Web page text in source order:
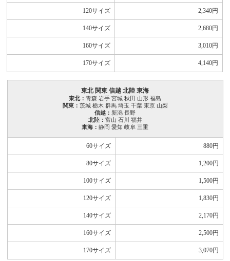
120サイズ 2,340円
140サイズ 2,680円
160サイズ 3,010円
170サイズ 4,140円
東北 関東 信越 北陸 東海
東北： 青森 岩手 宮城 秋田 山形 福島
関東： 茨城 栃木 群馬 埼玉 千葉 東京 山梨
信越： 新潟 長野
北陸： 富山 石川 福井
東海： 静岡 愛知 岐阜 三重
60サイズ 880円
80サイズ 1,200円
100サイズ 1,500円
120サイズ 1,830円
140サイズ 2,170円
160サイズ 2,500円
170サイズ 3,070円